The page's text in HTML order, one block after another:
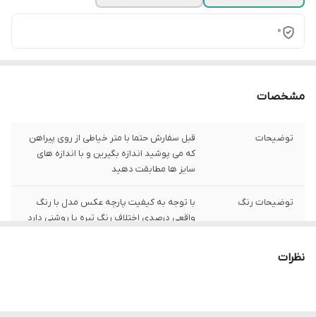
0
مشخصات
توضیحات
قبل سفارش حتما با متر خیاطی از روی پیراهن
که می پوشید اندازه بگیرین و با اندازه های
سایز ها مطابقت دهید
توضیحات رنگ
با توجه به کیفیت پارچه عکس مدل با رنگ
واقعی درصدی اختلاف رنگ تیره یا روشنی دارد
شیوه اندازه گیرینظرات